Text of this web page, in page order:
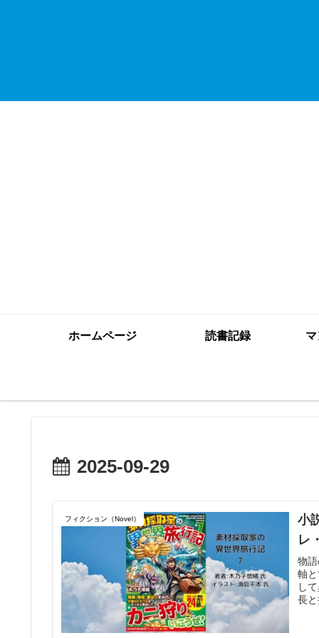
ホームページ 読書記録
2025-09-29
フィクション（Novel）
小
レ
物
軸
し
長